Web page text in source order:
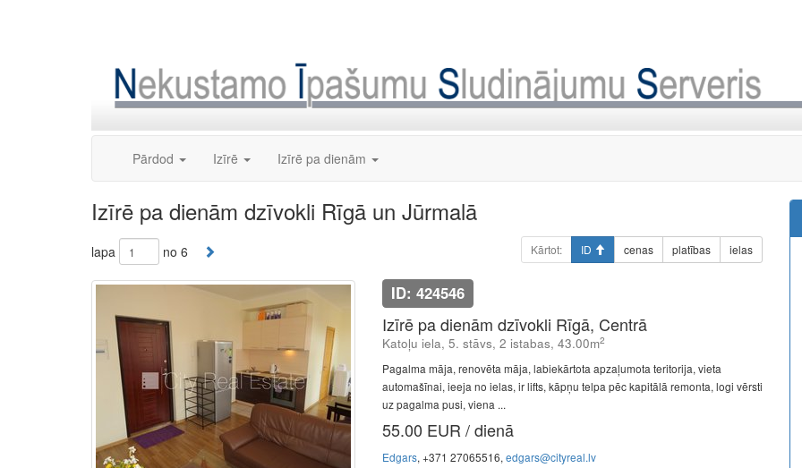
Pārdod Izīrē Izīrē pa dienām
Izīrē pa dienām dzīvokli Rīgā un Jūrmalā
lapa no 6 Kārtot: ID cenas platības ielas
ID: 424546
Izīrē pa dienām dzīvokli Rīgā, Centrā
Katoļu iela, 5. stāvs, 2 istabas, 43.00m2
Pagalma māja, renovēta māja, labiekārtota apzaļumota teritorija, vieta
automašīnai, ieeja no ielas, ir lifts, kāpņu telpa pēc kapitālā remonta, logi vērsti
uz pagalma pusi, viena ...
55.00 EUR / dienā
Edgars, +371 27065516, edgars@cityreal.lv